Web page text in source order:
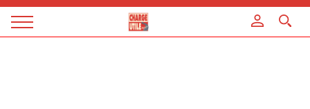
Magazine
Panneau de gestion des cookies